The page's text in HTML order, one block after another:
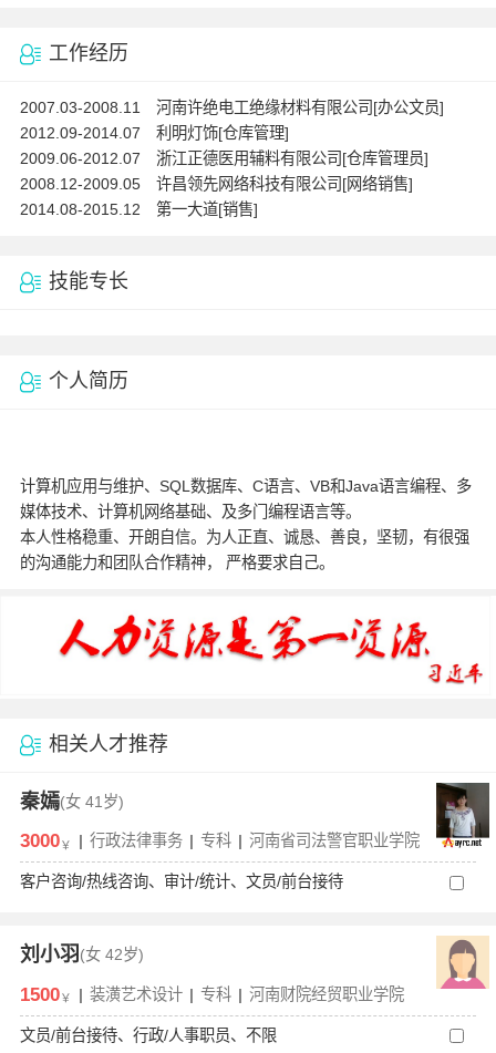
工作经历
2007.03-2008.11 河南许绝电工绝缘材料有限公司[办公文员]
2012.09-2014.07 利明灯饰[仓库管理]
2009.06-2012.07 浙江正德医用辅料有限公司[仓库管理员]
2008.12-2009.05 许昌领先网络科技有限公司[网络销售]
2014.08-2015.12 第一大道[销售]
技能专长
个人简历
计算机应用与维护、SQL数据库、C语言、VB和Java语言编程、多
媒体技术、计算机网络基础、及多门编程语言等。
本人性格稳重、开朗自信。为人正直、诚恳、善良，坚韧，有很强
的沟通能力和团队合作精神， 严格要求自己。
相关人才推荐
秦嫣(女 41岁)
3000￥ | 行政法律事务 | 专科 | 河南省司法警官职业学院
客户咨询/热线咨询、审计/统计、文员/前台接待
刘小羽 (女 42岁)
1500￥ | 装潢艺术设计 | 专科 | 河南财院经贸职业学院
文员/前台接待、行政/人事职员、不限